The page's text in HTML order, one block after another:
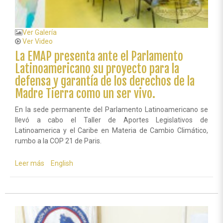
Ver Galería
Ver Video
La EMAP presenta ante el Parlamento
Latinoamericano su proyecto para la
defensa y garantía de los derechos de la
Madre Tierra como un ser vivo.
En la sede permanente del Parlamento Latinoamericano se
llevó a cabo el Taller de Aportes Legislativos de
Latinoamerica y el Caribe en Materia de Cambio Climático,
rumbo a la COP 21 de Paris.
Leer más sobre
el
Parlamento
English